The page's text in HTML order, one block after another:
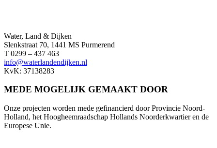
Water, Land & Dijken
Slenkstraat 70, 1441 MS Purmerend
T 0299 – 437 463
info@waterlandendijken.nl
KvK: 37138283
MEDE MOGELIJK GEMAAKT DOOR
Onze projecten worden mede gefinancierd door Provincie Noord-
Holland, het Hoogheemraadschap Hollands Noorderkwartier en de
Europese Unie.